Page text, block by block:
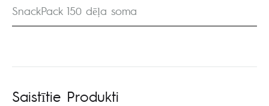
SnackPack 150 dēļa soma
Saistītie Produkti